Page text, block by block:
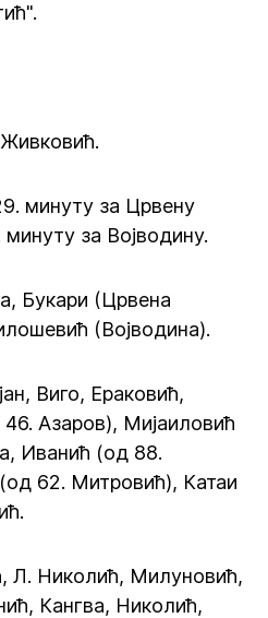
минуту за Црвену
за Војводину.
Букари (Црвена
(Војводина).
Виго, Ераковић,
Азаров), Мијаиловић
Иванић (од 88.
62. Митровић), Катаи
Л. Николић, Милуновић,
Кангва, Николић,